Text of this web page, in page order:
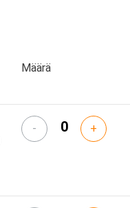
Määrä
- +